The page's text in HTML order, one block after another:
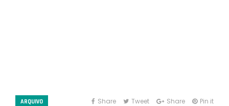
ARQUIVO Share Tweet Share Pin it